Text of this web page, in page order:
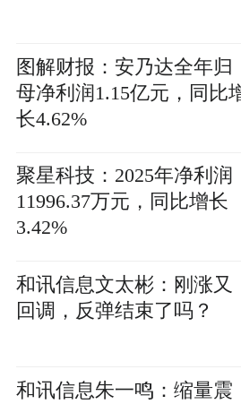
图解财报：安乃达全年归
母净利润1.15亿元，同比
长4.62%
聚星科技：2025年净利润
11996.37万元，同比增长
3.42%
和讯信息文太彬：刚涨又
回调，反弹结束了吗？
和讯信息朱一鸣：缩量震